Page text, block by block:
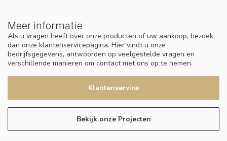
Meer informatie
Als u vragen heeft over onze producten of uw aankoop, bezoek
dan onze klantenservicepagina. Hier vindt u onze
bedrijfsgegevens, antwoorden op veelgestelde vragen en
verschillende manieren om contact met ons op te nemen.
Klantenservice
Bekijk onze Projecten